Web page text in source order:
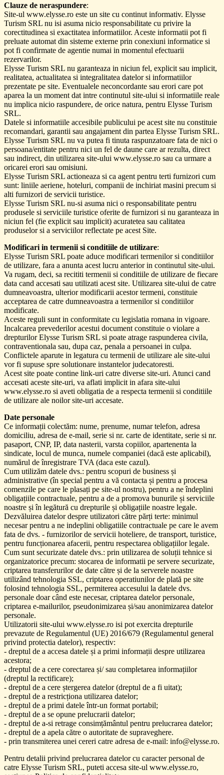
Clauze de neraspundere:
Site-ul www.elysse.ro este un site cu continut informativ. Elysse
Turism SRL nu isi asuma nicio responsabilitate cu privire la
corectitudinea si exactitatea informatiilor. Aceste informatii pot fi
preluate automat din sisteme externe prin conexiuni informatice si
pot fi confirmate de agentie numai in momentul efectuarii
rezervarilor.
Elysse Turism SRL nu garanteaza in niciun fel, explicit sau implicit,
realitatea, actualitatea si integralitatea datelor si informatiilor
prezentate pe site. Eventualele neconcordante sau erori care pot
aparea la un moment dat intre continutul site-ului si informatiile reale
nu implica nicio raspundere, de orice natura, pentru Elysse Turism
SRL.
Datele si informatiile accesibile publicului pe acest site nu constituie
recomandari, garantii sau angajament din partea Elysse Turism SRL.
Elysse Turism SRL nu va putea fi tinuta raspunzatoare fata de nici o
persoana/entitate pentru nici un fel de daune care ar rezulta, direct
sau indirect, din utilizarea site-ului www.elysse.ro sau ca urmare a
oricarei erori sau omisiuni.
Elysse Turism SRL actioneaza si ca agent pentru terti furnizori cum
sunt: liniile aeriene, hoteluri, companii de inchiriat masini precum si
alti furnizori de servicii turistice.
Elysse Turism SRL nu-si asuma nici o responsabilitate pentru
produsele si serviciile turistice oferite de furnizori si nu garanteaza in
niciun fel (fie explicit sau implicit) acuratetea sau calitatea
produselor si a serviciilor reflectate pe acest Site.
Modificari in termenii si conditiile de utilizare:
Elysse Turism SRL poate aduce modificari termenilor si conditiilor
de utilizare, fara a anunta acest lucru anterior in continutul site-ului.
Va rugam, deci, sa recititi termenii si conditiile de utilizare de fiecare
data cand accesati sau utilizati acest site. Utilizarea site-ului de catre
dumneavoastra, ulterior modificarii acestor termeni, constituie
acceptarea de catre dumneavoastra a termenilor si conditiilor
modificate.
Aceste reguli sunt in conformitate cu legislatia romana in vigoare.
Incalcarea prevederilor acestui document constituie o violare a
drepturilor Elysse Turism SRL si poate atrage raspunderea civila,
contraventionala sau, dupa caz, penala a persoanei in culpa.
Conflictele aparute in legatura cu termenii de utilizare ale site-ului
vor fi supuse spre solutionare instantelor judecatoresti.
Acest site poate contine link-uri catre diverse site-uri. Atunci cand
accesati aceste site-uri, va aflati implicit in afara site-ului
www.elysse.ro si aveti obligatia de a respecta termenii si conditiile
de utilizare ale noilor site-uri accesate.
Date personale
Ce informații colectăm: nume, prenume, numar telefon, adresa
domiciliu, adresa de e-mail, serie si nr. carte de identitate, serie si nr.
pasaport, CNP, IP, data nasterii, varsta copiilor, apartenenta la
sindicate, locul de munca, numele companiei (dacă este aplicabil),
numărul de înregistrare TVA (daca este cazul).
Cum utilizăm datele dvs.: pentru scopuri de business și
administrative (în special pentru a vă contacta și pentru a procesa
comenzile pe care le plasați pe site-ul nostru), pentru a ne îndeplini
obligațiile contractuale, pentru a de a promova bunurile și serviciile
noastre și în legătură cu drepturile și obligațiile noastre legale.
Dezvăluirea datelor despre utilizatori către părți terte: minimul
necesar pentru a ne indeplini obligatiile contractuale pe care le avem
fata de dvs. - furnizorilor de servicii hoteliere, de transport, turistice,
pentru funcționarea afacerii, pentru respectarea obligațiilor legale.
Cum sunt securizate datele dvs.: prin utilizarea de soluții tehnice si
organizatorice precum: stocarea de informatii pe servere securizate,
criptarea transferurilor de date către și de la serverele noastre
utilizând tehnologia SSL, criptarea operatiunilor de plată pe site
folosind tehnologia SSL, permiterea accesului la datele dvs.
personale doar când este necesar, criptarea datelor personale,
criptarea e-mailurilor, pseudonimizarea și/sau anonimizarea datelor
personale.
Utilizatorii site-ului www.elysse.ro isi pot exercita drepturile
prevazute de Regulamentul (UE) 2016/679 (Regulamentul general
privind protectia datelor), respectiv:
- dreptul de a accesa datele și a primi informații despre utilizarea
acestora;
- dreptul de a cere corectarea și/ sau completarea informațiilor
(dreptul la rectificare);
- dreptul de a cere ștergerea datelor (dreptul de a fi uitat);
- dreptul de a restricționa utilizarea datelor;
- dreptul de a primi datele într-un format portabil;
- dreptul de a se opune prelucrarii datelor;
- dreptul de a-si retrage consimțământul pentru prelucrarea datelor;
- dreptul de a apela către o autoritate de supraveghere.
- prin transmiterea unei cereri catre adresa de e-mail: info@elysse.ro.
Pentru detalii privind prelucrarea datelor cu caracter personal de
catre Elysse Turism SRL, puteti accesa site-ul www.elysse.ro,